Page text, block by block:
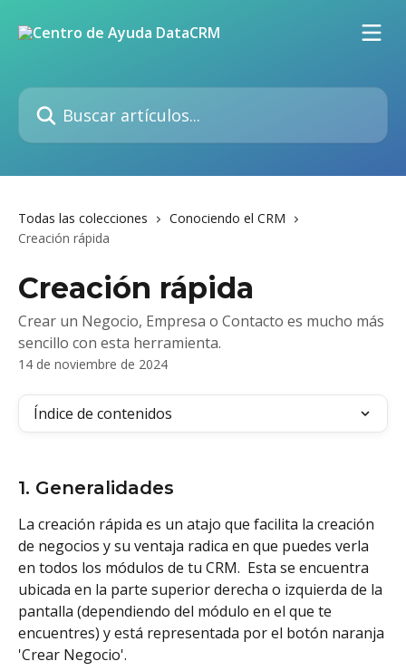
Buscar artículos...
Todas las colecciones
Conociendo el CRM
Creación rápida
Creación rápida
Crear un Negocio, Empresa o Contacto es mucho más
sencillo con esta herramienta.
14 de noviembre de 2024
Índice de contenidos
1. Generalidades
La creación rápida es un atajo que facilita la creación
de negocios y su ventaja radica en que puedes verla
en todos los módulos de tu CRM.  Esta se encuentra
ubicada en la parte superior derecha o izquierda de la
pantalla (dependiendo del módulo en el que te
encuentres) y está representada por el botón naranja
'Crear Negocio'.